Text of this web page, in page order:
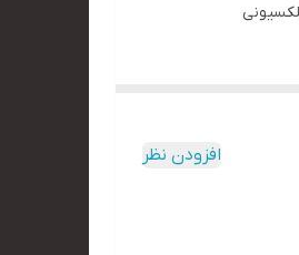
افزودن نظر